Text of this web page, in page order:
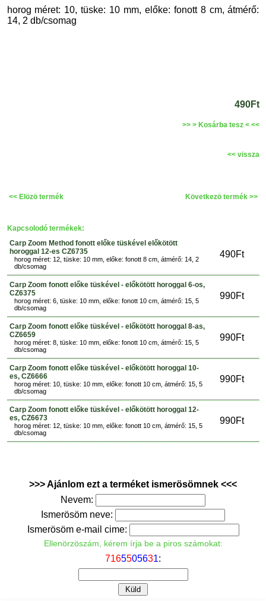
horog méret: 10, tüske: 10 mm, előke: fonott 8 cm, átmérő:
14, 2 db/csomag
490Ft
>> > Kosárba tesz < <<
<< vissza
<< Elözö termék Következö termék >>
Kapcsolodó termékek:
Carp Zoom Method fonott előke tüskével előkötött
horoggal 12-es CZ6735
490Ft
horog méret: 12, tüske: 10 mm, előke: fonott 8 cm, átmérő: 14, 2
db/csomag
Carp Zoom fonott előke tüskével - előkötött horoggal 6-os,
CZ6375
990Ft
horog méret: 6, tüske: 10 mm, előke: fonott 10 cm, átmérő: 15, 5
db/csomag
Carp Zoom fonott előke tüskével - előkötött horoggal 8-as,
CZ6659
990Ft
horog méret: 8, tüske: 10 mm, előke: fonott 10 cm, átmérő: 15, 5
db/csomag
Carp Zoom fonott előke tüskével - előkötött horoggal 10-
es, CZ6666
990Ft
horog méret: 10, tüske: 10 mm, előke: fonott 10 cm, átmérő: 15, 5
db/csomag
Carp Zoom fonott előke tüskével - előkötött horoggal 12-
es, CZ6673
990Ft
horog méret: 12, tüske: 10 mm, előke: fonott 10 cm, átmérő: 15, 5
db/csomag
>>> Ajánlom ezt a terméket ismerösömnek <<<
Nevem:
Ismerösöm neve:
Ismerösöm e-mail cime:
Ellenörzöszám, kérem írja be a piros számokat:
7165505631: